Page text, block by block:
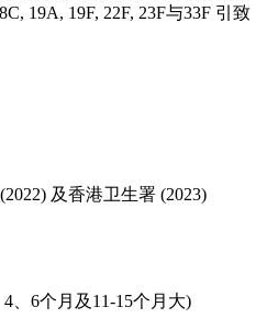
19A, 19F, 22F, 23F与33F 引致
及香港卫生署 (2023)
、6个月及11-15个月大)